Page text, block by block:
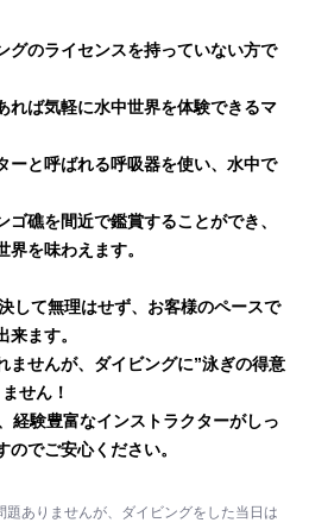
ショップ
グのライセンスを持っていない方で
れば気軽に水中世界を体験できるマ
ーと呼ばれる呼吸器を使い、水中で
礁を間近で鑑賞することができ、
を味わえます。
して無理はせず、お客様のペースで
ます。
ませんが、ダイビングに”泳ぎの得意
せん！
経験豊富なインストラクターがしっ
でご安心ください。
ありませんが、ダイビングをした当日は